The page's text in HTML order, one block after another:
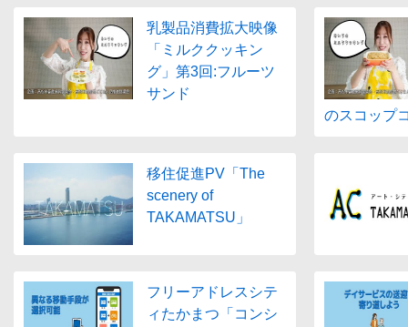
乳製品消費拡大映像
「ミルククッキン
グ」第3回:フルーツ
サンド
のスコップ
移住促進PV「The
scenery of
TAKAMATSU」
フリーアドレスシテ
ィたかまつ「コンシ